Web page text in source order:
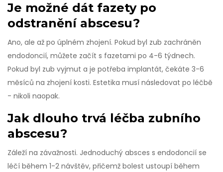
Je možné dát fazety po
odstranění abscesu?
Ano, ale až po úplném zhojení. Pokud byl zub zachráněn
endodoncií, můžete začít s fazetami po 4-6 týdnech.
Pokud byl zub vyjmut a je potřeba implantát, čekáte 3-6
měsíců na zhojení kosti. Estetika musí následovat po léčbě
- nikoli naopak.
Jak dlouho trvá léčba zubního
abscesu?
Záleží na závažnosti. Jednoduchý absces s endodoncií se
léčí během 1-2 návštěv, přičemž bolest ustoupí během